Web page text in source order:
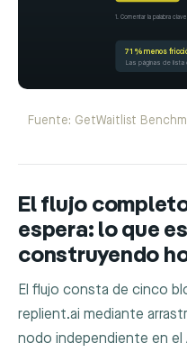
1. Comentar la palabra
71 % menos
Las páginas de lista
Fuente: GetWaitlist
El flujo
espera: lo que
construyendo
El flujo consta de cinco
replient.ai mediante
nodo independiente en el